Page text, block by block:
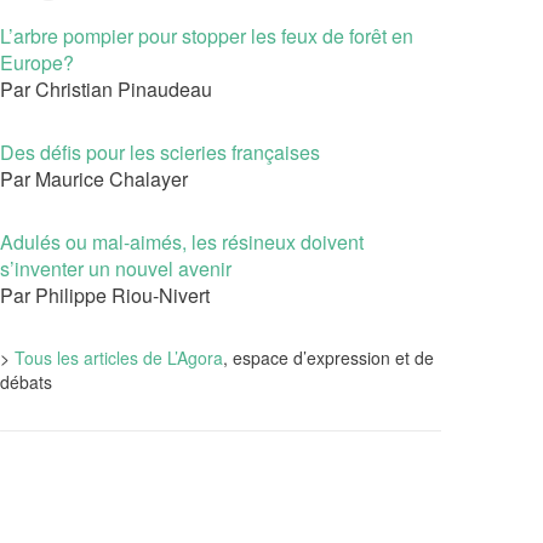
L’arbre pompier pour stopper les feux de forêt en
Europe?
Par Christian Pinaudeau
Des défis pour les scieries françaises
Par Maurice Chalayer
Adulés ou mal-aimés, les résineux doivent
s’inventer un nouvel avenir
Par Philippe Riou-Nivert
> Tous les articles de L’Agora, espace d’expression et de
débats